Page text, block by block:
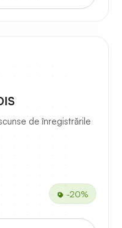
de înregistrările
-20%